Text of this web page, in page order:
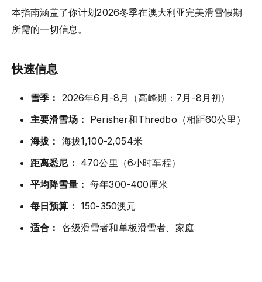
本指南涵盖了你计划2026冬季在澳大利亚完美滑雪假期
所需的一切信息。
快速信息
雪季： 2026年6月-8月（高峰期：7月-8月初）
主要滑雪场： Perisher和Thredbo（相距60公里）
海拔： 海拔1,100-2,054米
距离悉尼： 470公里（6小时车程）
平均降雪量： 每年300-400厘米
每日预算： 150-350澳元
适合： 各级滑雪者和单板滑雪者、家庭